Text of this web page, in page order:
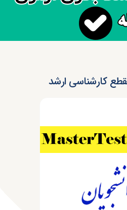
کارشناسی ارشد